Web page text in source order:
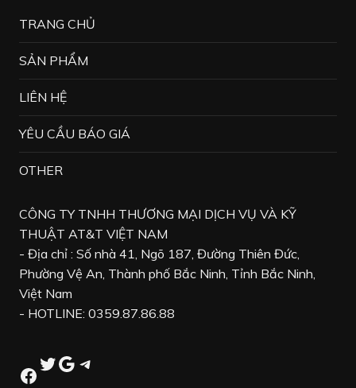
TRANG CHỦ
SẢN PHẨM
LIÊN HỆ
YÊU CẦU BÁO GIÁ
OTHER
CÔNG TY TNHH THƯƠNG MẠI DỊCH VỤ VÀ KỸ
THUẬT AT&T VIỆT NAM
- Địa chỉ : Số nhà 41, Ngõ 187, Đường Thiên Đức,
Phường Vệ An, Thành phố Bắc Ninh, Tỉnh Bắc Ninh,
Việt Nam
- HOTLINE: 0359.87.86.88
Facebook
Twitter
Google
Telegram